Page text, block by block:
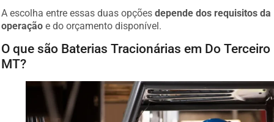
A escolha entre essas duas opçõesdepende dos requisitos da
operação e do orçamento disponível.
O que são Baterias Tracionárias em Do Terceiro
MT?